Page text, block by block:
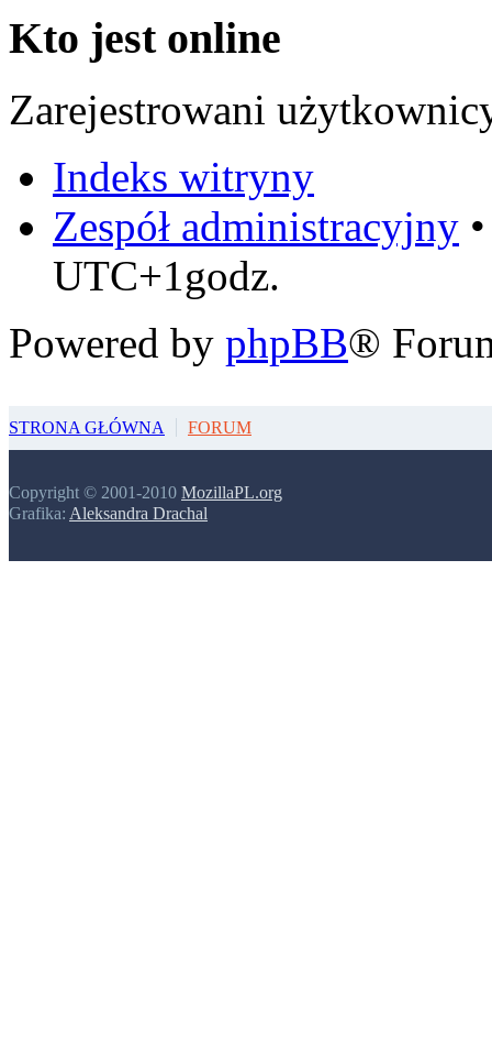
Kto jest online
Zarejestrowani
Indeks witryny
Zespół administracyjny
UTC+1godz.
Powered by phpBB®
STRONA GŁÓWNA FORUM
Copyright © 2001-2010 MozillaPL.org
Grafika: Aleksandra Drachal